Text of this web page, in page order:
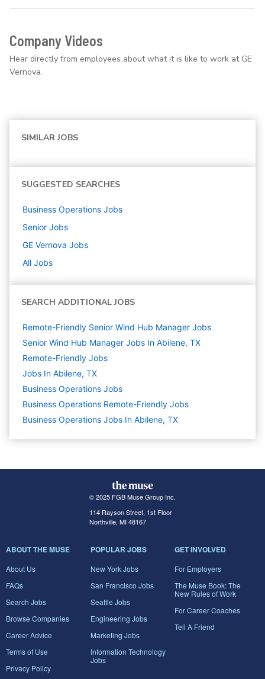
Company Videos
Hear directly from employees about what it is like to work at GE
Vernova.
SIMILAR JOBS
SUGGESTED SEARCHES
Business Operations Jobs
Senior Jobs
GE Vernova Jobs
All Jobs
SEARCH ADDITIONAL JOBS
Remote-Friendly Senior Wind Hub Manager Jobs
Senior Wind Hub Manager Jobs In Abilene, TX
Remote-Friendly Jobs
Jobs In Abilene, TX
Business Operations Jobs
Business Operations Remote-Friendly Jobs
Business Operations Jobs In Abilene, TX
© 2025 FGB Muse Group Inc.
114 Rayson Street, 1st Floor
Northville, MI 48167
ABOUT THE MUSE
About Us
FAQs
Search Jobs
Browse Companies
Career Advice
Terms of Use
Privacy Policy
POPULAR JOBS
New York Jobs
San Francisco Jobs
Seattle Jobs
Engineering Jobs
Marketing Jobs
Information Technology
Jobs
GET INVOLVED
For Employers
The Muse Book: The
New Rules of Work
For Career Coaches
Tell A Friend